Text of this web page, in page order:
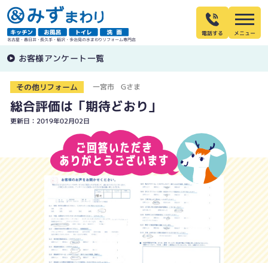
名古屋・春日井・長久手・稲沢・多治見の水まわりリフォーム専門店
電話する
お客様アンケート一覧
その他リフォーム 一宮市 Gさま
総合評価は「期待どおり」
更新日：2019年02月02日